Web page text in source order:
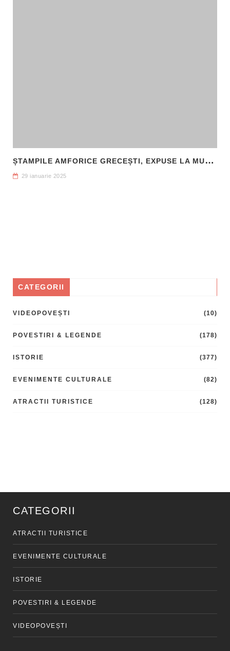
Ș
TAMPILE AMFORICE GRECEȘTI, EXPUSE LA MUZEUL DE ARHEOLOGIE CALLATIS MANGALIA
29 ianuarie 2025
CATEGORII
VIDEOPOVEȘTI (10)
POVESTIRI & LEGENDE (178)
ISTORIE (377)
EVENIMENTE CULTURALE (82)
ATRACTII TURISTICE (128)
CATEGORII
ATRACTII TURISTICE
EVENIMENTE CULTURALE
ISTORIE
POVESTIRI & LEGENDE
VIDEOPOVEȘTI